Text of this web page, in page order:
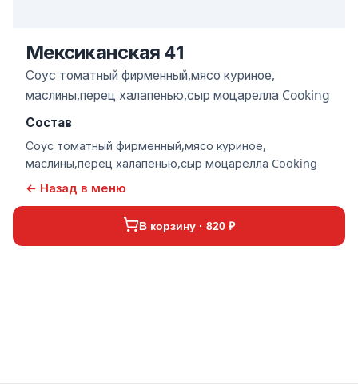
Мексиканская 41
Соус томатный фирменный,мясо куриное,
маслины,перец халапенью,сыр моцарелла Cooking
Состав
Соус томатный фирменный,мясо куриное,
маслины,перец халапенью,сыр моцарелла Cooking
← Назад в меню
В корзину · 820 ₽